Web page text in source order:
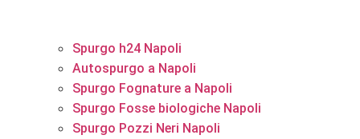
Spurgo h24 Napoli
Autospurgo a Napoli
Spurgo Fognature a Napoli
Spurgo Fosse biologiche Napoli
Spurgo Pozzi Neri Napoli